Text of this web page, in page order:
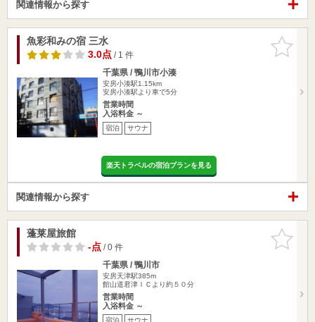
関連情報から探す
お気に入
りに追加
魚彩和みの宿 三水
3.0点/ 1 件
千葉県 / 鴨川市小湊
安房小湊駅1.15km
安房小湊駅より車で5分
営業時間
入浴料金 ～
宿泊 サウナ
楽天トラベルの宿泊プランを見る
関連情報から探す
お気に入
りに追加
蓬莱屋旅館
-点/ 0 件
千葉県 / 鴨川市
安房天津駅385m
館山道君津ＩＣより約５０分
営業時間
入浴料金 ～
宿泊 サウナ